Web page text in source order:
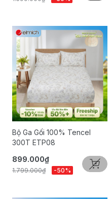
Bộ Ga Gối 100% Tencel
300T ETP08
899.000₫
1.799.000₫ -50%